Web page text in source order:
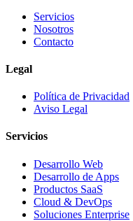
Servicios
Nosotros
Contacto
Legal
Política de Privacidad
Aviso Legal
Servicios
Desarrollo Web
Desarrollo de Apps
Productos SaaS
Cloud & DevOps
Soluciones Enterprise